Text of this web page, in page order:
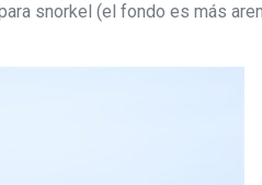
snorkel (el fondo es más